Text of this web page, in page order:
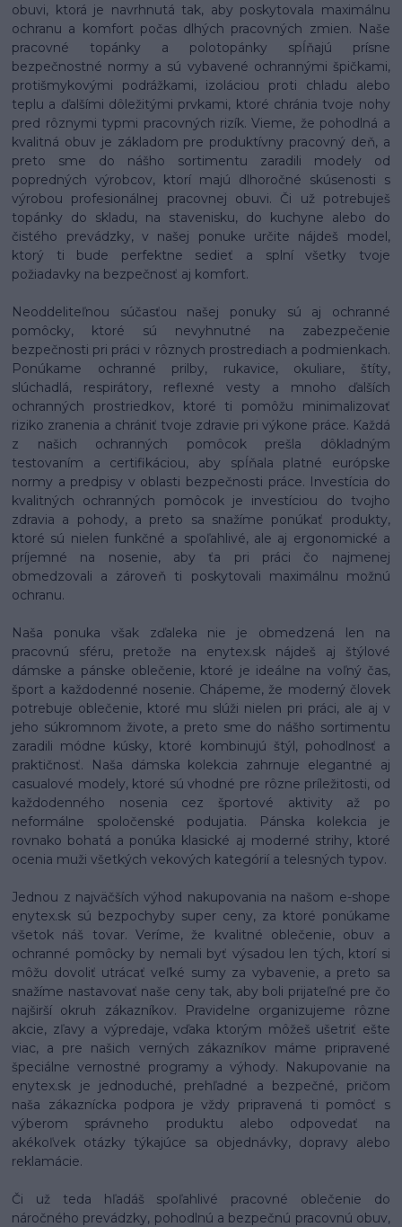
obuvi, ktorá je navrhnutá tak, aby poskytovala maximálnu
ochranu a komfort počas dlhých pracovných zmien. Naše
pracovné topánky a polotopánky spĺňajú prísne
bezpečnostné normy a sú vybavené ochrannými špičkami,
protišmykovými podrážkami, izoláciou proti chladu alebo
teplu a ďalšími dôležitými prvkami, ktoré chránia tvoje nohy
pred rôznymi typmi pracovných rizík. Vieme, že pohodlná a
kvalitná obuv je základom pre produktívny pracovný deň, a
preto sme do nášho sortimentu zaradili modely od
popredných výrobcov, ktorí majú dlhoročné skúsenosti s
výrobou profesionálnej pracovnej obuvi. Či už potrebuješ
topánky do skladu, na stavenisku, do kuchyne alebo do
čistého prevádzky, v našej ponuke určite nájdeš model,
ktorý ti bude perfektne sedieť a splní všetky tvoje
požiadavky na bezpečnosť aj komfort.
Neoddeliteľnou súčasťou našej ponuky sú aj ochranné
pomôcky, ktoré sú nevyhnutné na zabezpečenie
bezpečnosti pri práci v rôznych prostrediach a podmienkach.
Ponúkame ochranné prilby, rukavice, okuliare, štíty,
slúchadlá, respirátory, reflexné vesty a mnoho ďalších
ochranných prostriedkov, ktoré ti pomôžu minimalizovať
riziko zranenia a chrániť tvoje zdravie pri výkone práce. Každá
z našich ochranných pomôcok prešla dôkladným
testovaním a certifikáciou, aby spĺňala platné európske
normy a predpisy v oblasti bezpečnosti práce. Investícia do
kvalitných ochranných pomôcok je investíciou do tvojho
zdravia a pohody, a preto sa snažíme ponúkať produkty,
ktoré sú nielen funkčné a spoľahlivé, ale aj ergonomické a
príjemné na nosenie, aby ťa pri práci čo najmenej
obmedzovali a zároveň ti poskytovali maximálnu možnú
ochranu.
Naša ponuka však zďaleka nie je obmedzená len na
pracovnú sféru, pretože na enytex.sk nájdeš aj štýlové
dámske a pánske oblečenie, ktoré je ideálne na voľný čas,
šport a každodenné nosenie. Chápeme, že moderný človek
potrebuje oblečenie, ktoré mu slúži nielen pri práci, ale aj v
jeho súkromnom živote, a preto sme do nášho sortimentu
zaradili módne kúsky, ktoré kombinujú štýl, pohodlnosť a
praktičnosť. Naša dámska kolekcia zahrnuje elegantné aj
casualové modely, ktoré sú vhodné pre rôzne príležitosti, od
každodenného nosenia cez športové aktivity až po
neformálne spoločenské podujatia. Pánska kolekcia je
rovnako bohatá a ponúka klasické aj moderné strihy, ktoré
ocenia muži všetkých vekových kategórií a telesných typov.
Jednou z najväčších výhod nakupovania na našom e-shope
enytex.sk sú bezpochyby super ceny, za ktoré ponúkame
všetok náš tovar. Veríme, že kvalitné oblečenie, obuv a
ochranné pomôcky by nemali byť výsadou len tých, ktorí si
môžu dovoliť utrácať veľké sumy za vybavenie, a preto sa
snažíme nastavovať naše ceny tak, aby boli prijateľné pre čo
najširší okruh zákazníkov. Pravidelne organizujeme rôzne
akcie, zľavy a výpredaje, vďaka ktorým môžeš ušetriť ešte
viac, a pre našich verných zákazníkov máme pripravené
špeciálne vernostné programy a výhody. Nakupovanie na
enytex.sk je jednoduché, prehľadné a bezpečné, pričom
naša zákaznícka podpora je vždy pripravená ti pomôcť s
výberom správneho produktu alebo odpovedať na
akékoľvek otázky týkajúce sa objednávky, dopravy alebo
reklamácie.
Či už teda hľadáš spoľahlivé pracovné oblečenie do
náročného prevádzky, pohodlnú a bezpečnú pracovnú obuv,